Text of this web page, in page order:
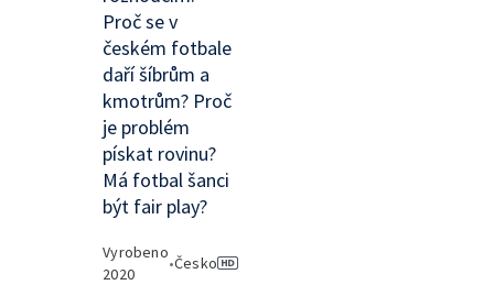
Proč se v
českém fotbale
daří šíbrům a
kmotrům? Proč
je problém
pískat rovinu?
Má fotbal šanci
být fair play?
Vyrobeno
2020
•Česko